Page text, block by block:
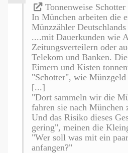
Tonnenweise Schotter
In München arbeiten die
Münzzähler Deutschlands
....mit Dauerkunden wie
Zeitungsverteilern oder
Telekom und Banken.
Eimern und Kisten
"Schotter", wie
[...]
"Dort sammeln wir die
fahren sie nach München
Und das Risiko dieses
gering", meinen die
"Wer soll was mit ein
anfangen?"